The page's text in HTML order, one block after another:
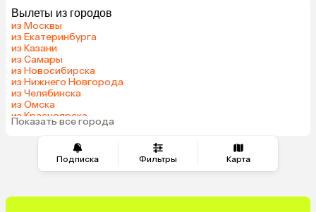
Подписка Фильтры Карта
Вылеты из городов
из Москвы
из Екатеринбурга
из Казани
из Самары
из Новосибирска
из Нижнего Новгорода
из Челябинска
из Омска
из Красноярска
из Волгограда
Показать все города